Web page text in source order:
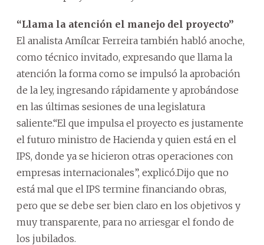
“Llama la atención el manejo del proyecto”
El analista Amílcar Ferreira también habló anoche,
como técnico invitado, expresando que llama la
atención la forma como se impulsó la aprobación
de la ley, ingresando rápidamente y aprobándose
en las últimas sesiones de una legislatura
saliente.“El que impulsa el proyecto es justamente
el futuro ministro de Hacienda y quien está en el
IPS, donde ya se hicieron otras operaciones con
empresas internacionales”, explicó.Dijo que no
está mal que el IPS termine financiando obras,
pero que se debe ser bien claro en los objetivos y
muy transparente, para no arriesgar el fondo de
los jubilados.